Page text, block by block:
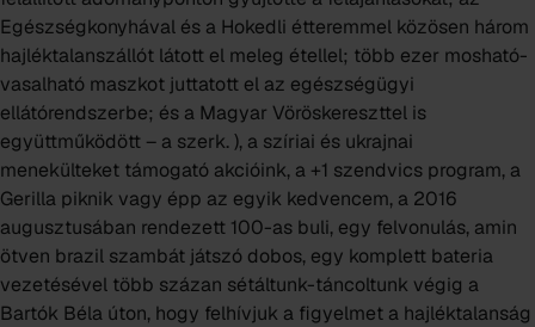
Egészségkonyhával és a Hokedli étteremmel közösen három
hajléktalanszállót látott el meleg étellel; több ezer mosható-
vasalható maszkot juttatott el az egészségügyi
ellátórendszerbe; és a Magyar Vöröskereszttel is
együttműködött – a szerk. ), a szíriai és ukrajnai
menekülteket támogató akcióink, a +1 szendvics program, a
Gerilla piknik vagy épp az egyik kedvencem, a 2016
augusztusában rendezett 100-as buli, egy felvonulás, amin
ötven brazil szambát játszó dobos, egy komplett bateria
vezetésével több százan sétáltunk-táncoltunk végig a
Bartók Béla úton, hogy felhívjuk a figyelmet a hajléktalanság